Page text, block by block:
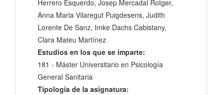
Herrero Esquerdo, Josep Mercadal Rotger,
Anna Maria Vilaregut Puigdesens, Judith
Lorente De Sanz, Imke Dachs Cabistany,
Clara Mateu Martínez
Estudios en los que se imparte:
181 - Máster Universitario en Psicología
General Sanitaria
Tipología de la asignatura: